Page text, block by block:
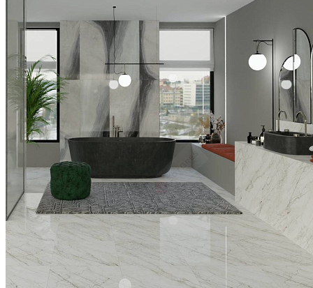
1 800 ₽/м2
В избранное
В избранном
Сравнить
CONCEPT BLANCO /19,8*19,8 /Керамический гранит